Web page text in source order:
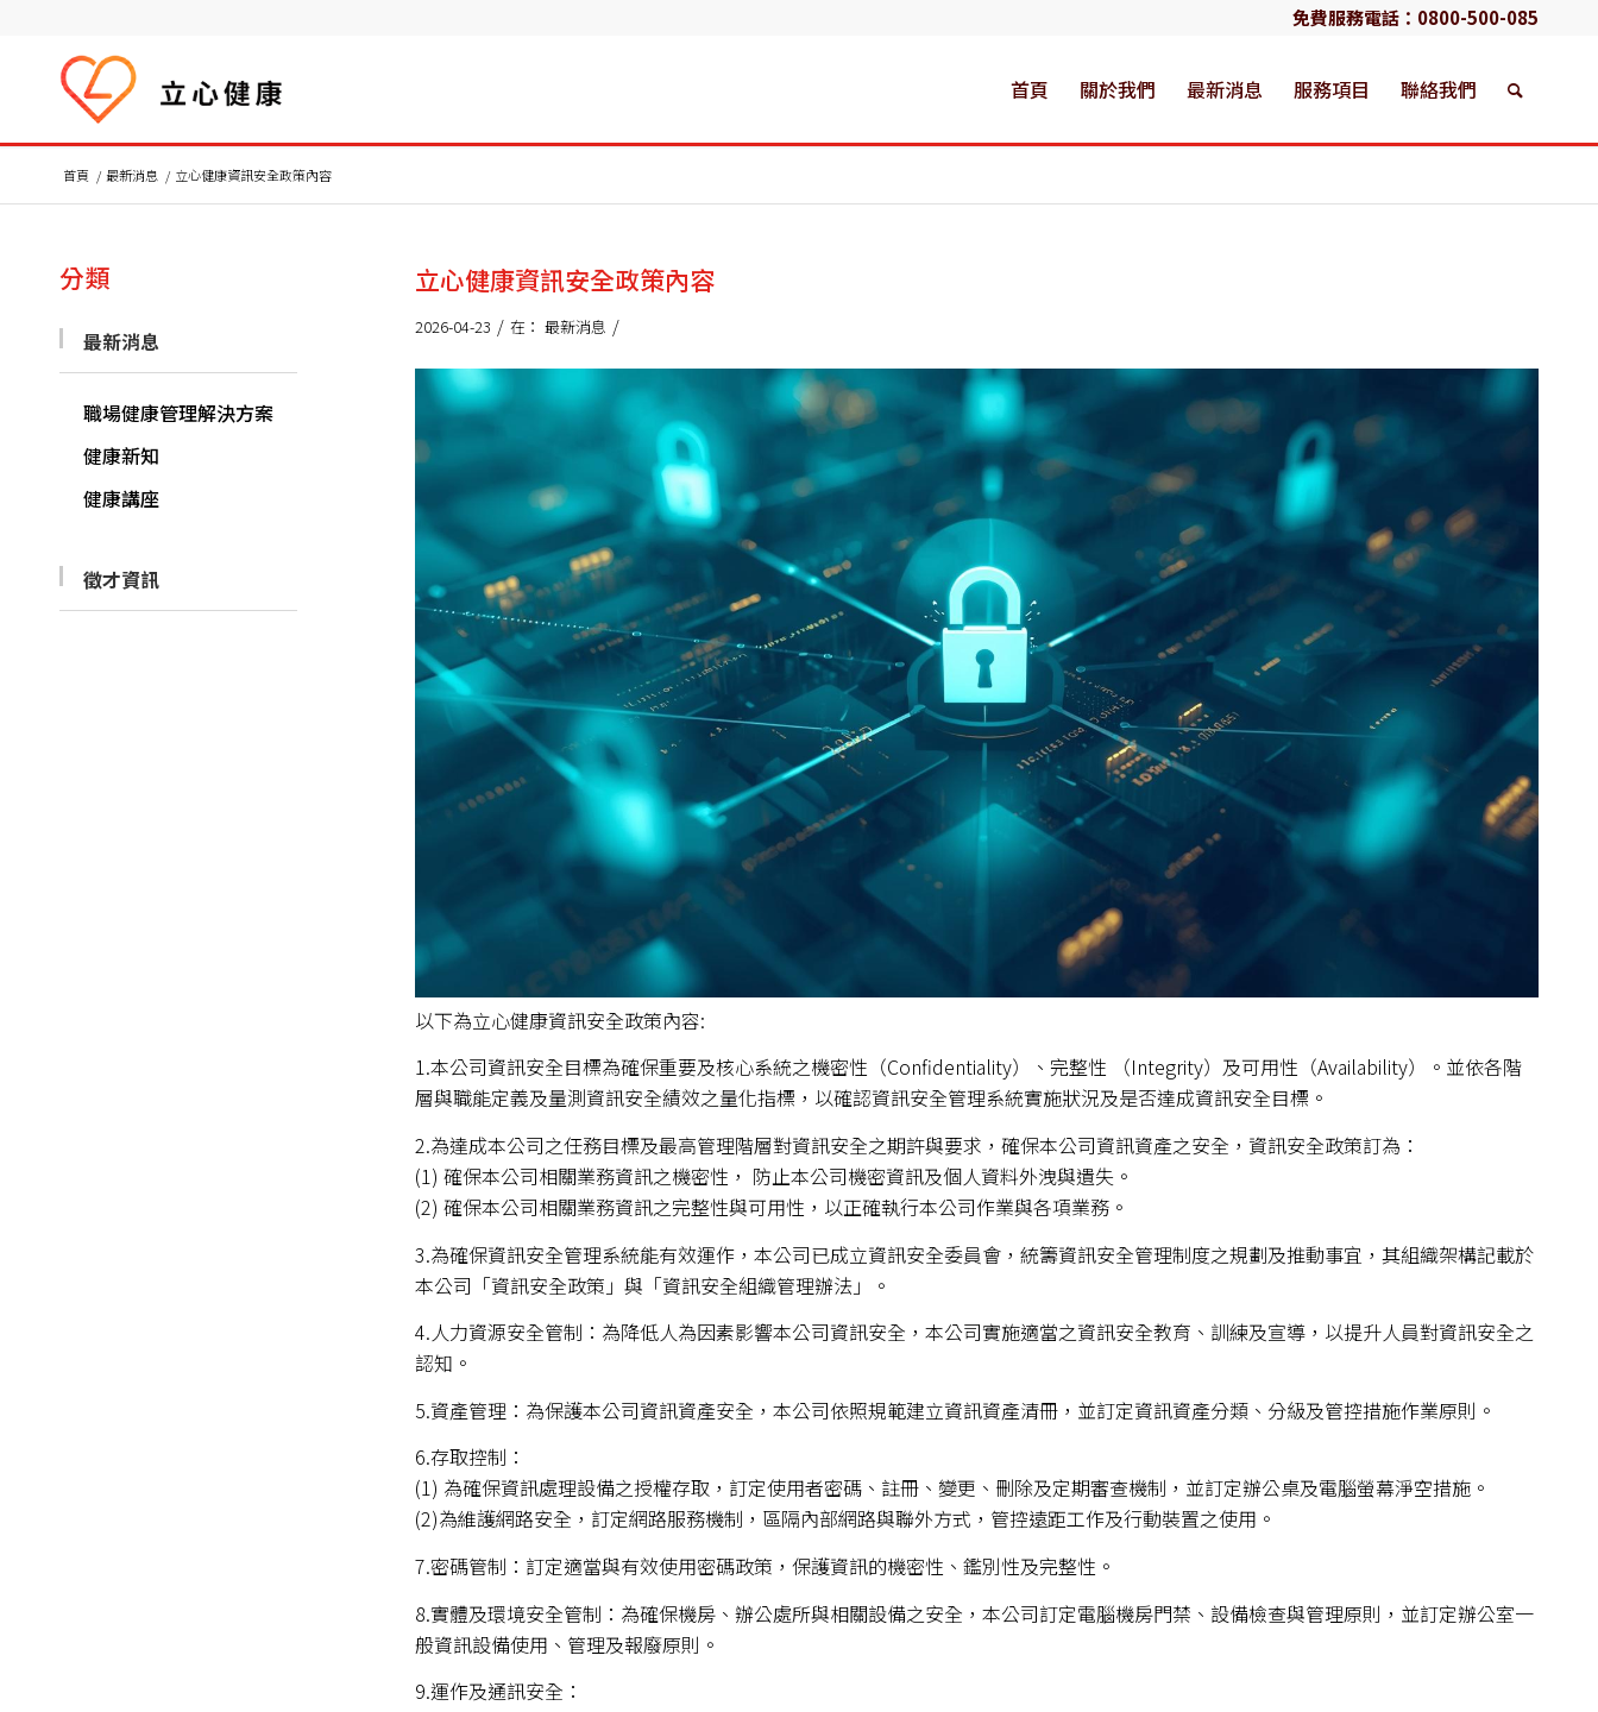
免費服務電話： 0800-500-085
首頁 關於我們 最新消息 服務項目 聯絡我們
首頁 / 最新消息 / 立心健康資訊安全政策內容
立心健康資訊安全政策內容
2026-04-23 / 在： 最新消息 /
以下為立心健康資訊安全政策內容:
1.本公司資訊安全目標為確保重要及核心系統之機密性（Confidentiality）、完整性 （Integrity）及可用性（Availability）。並依各階
層與職能定義及量測資訊安全績效之量化指標，以確認資訊安全管理系統實施狀況及是否達成資訊安全目標。
2.為達成本公司之任務目標及最高管理階層對資訊安全之期許與要求，確保本公司資訊資產之安全，資訊安全政策訂為：
(1) 確保本公司相關業務資訊之機密性， 防止本公司機密資訊及個人資料外洩與遺失。
(2) 確保本公司相關業務資訊之完整性與可用性，以正確執行本公司作業與各項業務。
3.為確保資訊安全管理系統能有效運作，本公司已成立資訊安全委員會，統籌資訊安全管理制度之規劃及推動事宜，其組織架構記載於
本公司「資訊安全政策」與「資訊安全組織管理辦法」。
4.人力資源安全管制：為降低人為因素影響本公司資訊安全，本公司實施適當之資訊安全教育、訓練及宣導，以提升人員對資訊安全之
認知。
5.資產管理：為保護本公司資訊資產安全，本公司依照規範建立資訊資產清冊，並訂定資訊資產分類、分級及管控措施作業原則。
6.存取控制：
(1) 為確保資訊處理設備之授權存取，訂定使用者密碼、註冊、變更、刪除及定期審查機制，並訂定辦公桌及電腦螢幕淨空措施。
(2)為維護網路安全，訂定網路服務機制，區隔內部網路與聯外方式，管控遠距工作及行動裝置之使用。
7.密碼管制：訂定適當與有效使用密碼政策，保護資訊的機密性、鑑別性及完整性。
8.實體及環境安全管制：為確保機房、辦公處所與相關設備之安全，本公司訂定電腦機房門禁、設備檢查與管理原則，並訂定辦公室一
般資訊設備使用、管理及報廢原則。
9.運作及通訊安全：
分類
最新消息
職場健康管理解決方案
健康新知
健康講座
徵才資訊